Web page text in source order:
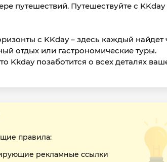
путешествий. Путешествуйте с KKday
с KKday – здесь каждый найдет
отдых или гастрономические туры.
Kkday позаботится о всех деталях
правила:
рекламные ссылки